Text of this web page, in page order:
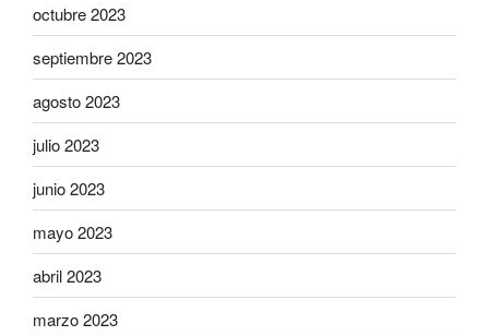
octubre 2023
septiembre 2023
agosto 2023
julio 2023
junio 2023
mayo 2023
abril 2023
marzo 2023